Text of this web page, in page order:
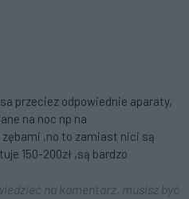
przeciez odpowiednie aparaty,
na noc np na
,no to zamiast nici są
150-200zł ,są bardzo
na komentarz, musisz być